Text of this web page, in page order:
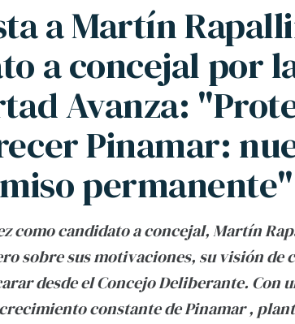
a Martín
a concejal por
Avanza:
Pinamar:
permanente"
como candidato a concejal, Martín
sobre sus motivaciones, su visión de
desde el Concejo Deliberante. Con
constante de Pinamar ,